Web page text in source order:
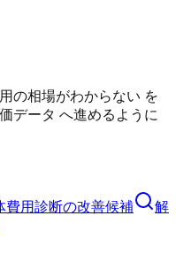
の相場がわからない を
データ へ進めるように
費用診断の改善候補
解